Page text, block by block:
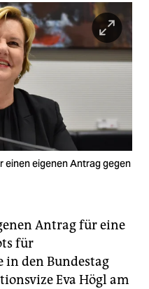
einen eigenen Antrag gegen
Antrag für eine
für
in den Bundestag
Eva Högl am